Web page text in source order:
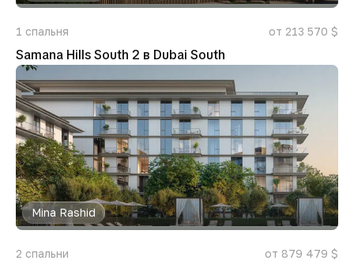
1 спальня от 213 570 $
Samana Hills South 2 в Dubai South
Mina Rashid
2 спальни от 879 479 $